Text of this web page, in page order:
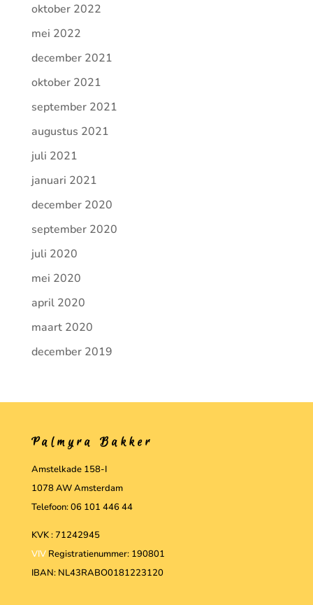
oktober 2022
mei 2022
december 2021
oktober 2021
september 2021
augustus 2021
juli 2021
januari 2021
december 2020
september 2020
juli 2020
mei 2020
april 2020
maart 2020
december 2019
Palmyra Bakker
Amstelkade 158-I
1078 AW Amsterdam
Telefoon: 06 101 446 44
KVK : 71242945
VIVRegistratienummer: 190801
IBAN: NL43RABO0181223120